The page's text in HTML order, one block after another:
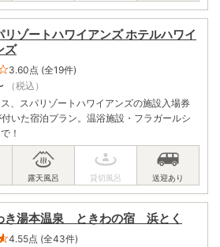
リゾートハワイアンズ ホテルハワイ
ズ
3.60点 (全19件)
（税込）
、スパリゾートハワイアンズの施設入場券
付いた宿泊プラン。温浴施設・フラガールシ
！
き湯本温泉 ときわの宿 浜とく
4.55点 (全43件)